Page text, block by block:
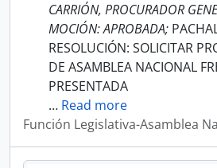
CARRIÓN, PROCURADOR
MOCIÓN: APROBADA;
RESOLUCIÓN: SOLICITAR
DE ASAMBLEA NACIONAL
PRESENTADA
… Read more
Función Legislativa-Asamblea